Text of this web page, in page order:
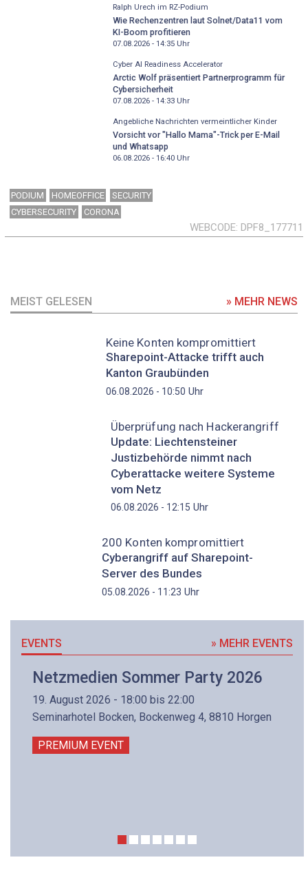
Ralph Urech im RZ-Podium
Wie Rechenzentren laut Solnet/Data11 vom
KI-Boom profitieren
07.08.2026 - 14:35Uhr
Cyber AI Readiness Accelerator
Arctic Wolf präsentiert Partnerprogramm für
Cybersicherheit
07.08.2026 - 14:33Uhr
Angebliche Nachrichten vermeintlicher Kinder
Vorsicht vor "Hallo Mama"-Trick per E-Mail
und Whatsapp
06.08.2026 - 16:40Uhr
PODIUM HOMEOFFICE
SECURITY
CYBERSECURITY
CORONA
WEBCODE DPF8_177711
MEIST GELESEN » MEHR NEWS
Keine Konten kompromittiert
Sharepoint-Attacke trifft auch
Kanton Graubünden
06.08.2026 - 10:50 Uhr
Überprüfung nach Hackerangriff
Update: Liechtensteiner
Justizbehörde nimmt nach
Cyberattacke weitere Systeme
vom Netz
06.08.2026 - 12:15 Uhr
200 Konten kompromittiert
Cyberangriff auf Sharepoint-
Server des Bundes
05.08.2026 - 11:23 Uhr
EVENTS » MEHR EVENTS
Netzmedien Sommer Party 2026
19. August 2026 - 18:00 bis 22:00
Seminarhotel Bocken, Bockenweg 4, 8810 Horgen
PREMIUM EVENT